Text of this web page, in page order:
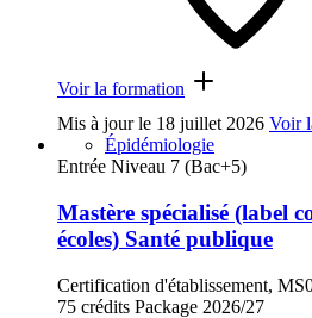
Voir la formation
Mis à jour le 18 juillet 2026 Voir
Épidémiologie
Entrée Niveau 7 (Bac+5)
Mastère spécialisé (label
écoles) Santé publique
Certification d'établissement,
75 crédits Package 2026/27